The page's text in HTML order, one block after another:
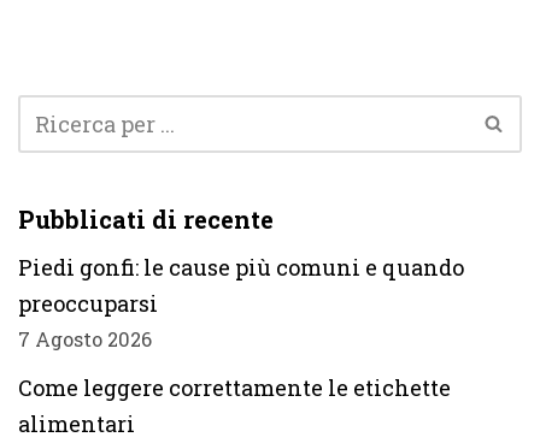
Pubblicati di recente
Piedi gonfi: le cause più comuni e quando
preoccuparsi
7 Agosto 2026
Come leggere correttamente le etichette
alimentari